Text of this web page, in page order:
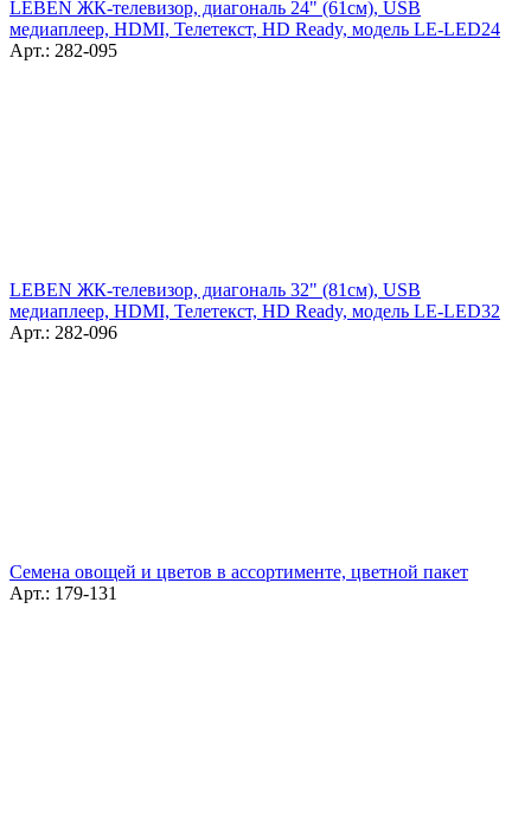
LEBEN ЖК-телевизор, диагональ 24" (61см), USB
медиаплеер, HDMI, Телетекст, HD Ready, модель LE-LED24
Арт.: 282-095
LEBEN ЖК-телевизор, диагональ 32" (81см), USB
медиаплеер, HDMI, Телетекст, HD Ready, модель LE-LED32
Арт.: 282-096
Семена овощей и цветов в ассортименте, цветной пакет
Арт.: 179-131